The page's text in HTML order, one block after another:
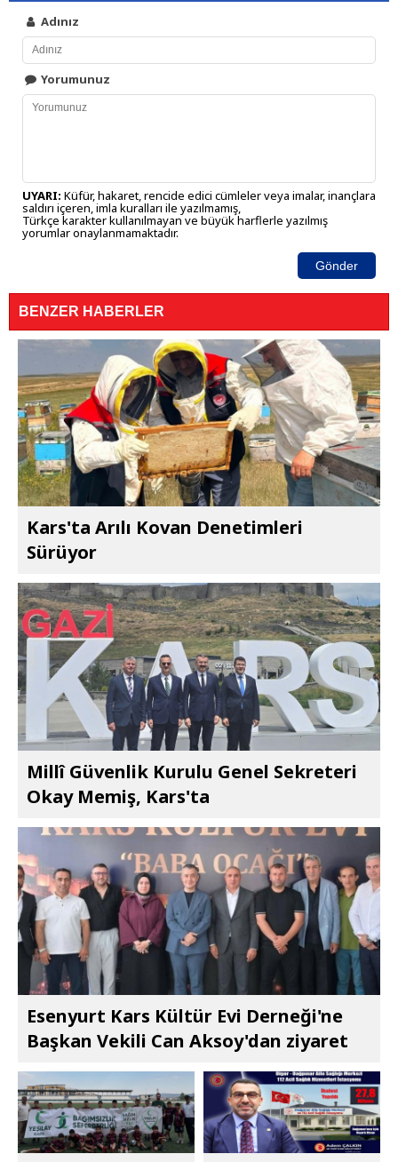
Adınız
Yorumunuz
UYARI: Küfür, hakaret, rencide edici cümleler veya imalar, inançlara
saldırı içeren, imla kuralları ile yazılmamış,
Türkçe karakter kullanılmayan ve büyük harflerle yazılmış
yorumlar onaylanmamaktadır.
Gönder
BENZER HABERLER
Kars'ta Arılı Kovan Denetimleri
Sürüyor
Millî Güvenlik Kurulu Genel Sekreteri
Okay Memiş, Kars'ta
Esenyurt Kars Kültür Evi Derneği'ne
Başkan Vekili Can Aksoy'dan ziyaret